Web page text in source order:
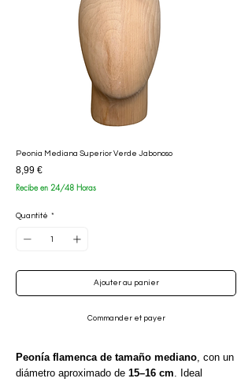
Peonia Mediana Superior Verde Jabonoso
8,99 €Prix
Recibe en 24/48 Horas
Quantité *
Ajouter au panier
Commander et payer
Peonía flamenca de tamaño mediano, con un
diámetro aproximado de 15–16 cm. Ideal